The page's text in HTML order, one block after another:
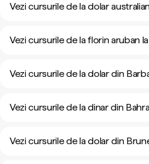
Vezi cursurile de la dolar
Vezi cursurile de la florin aruban
Vezi cursurile de la dolar din
Vezi cursurile de la dinar din
Vezi cursurile de la dolar din